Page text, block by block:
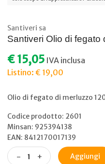
Santiveri sa
Santiveri Olio di fegato
€ 15,05 IVA inclusa
Listino: € 19,00
Olio di fegato di merluzzo
Codice prodotto: 2601
Minsan: 925394138
EAN: 8412170017139
- + Aggiungi